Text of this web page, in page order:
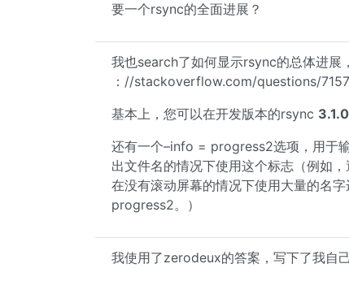
要一个rsync的全面进展？
我也search了如何显示rsync的总体进
：//stackoverflow.com/questions/
基本上，您可以在开发版本的rsync
还有一个–info = progress2选项，用于
出文件名的情况下使用这个标志（例如
在没有滚动屏幕的情况下使用大量的名
progress2。）
我使用了zerodeux的答案，写下了我自